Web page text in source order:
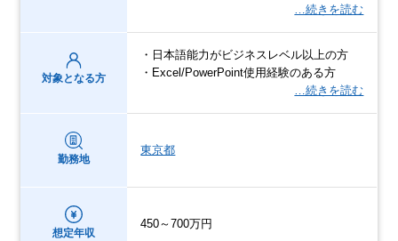
…続きを読む
対象となる方
・日本語能力がビジネスレベル以上の方
・Excel/PowerPoint使用経験のある方
…続きを読む
勤務地
東京都
想定年収
450～700万円